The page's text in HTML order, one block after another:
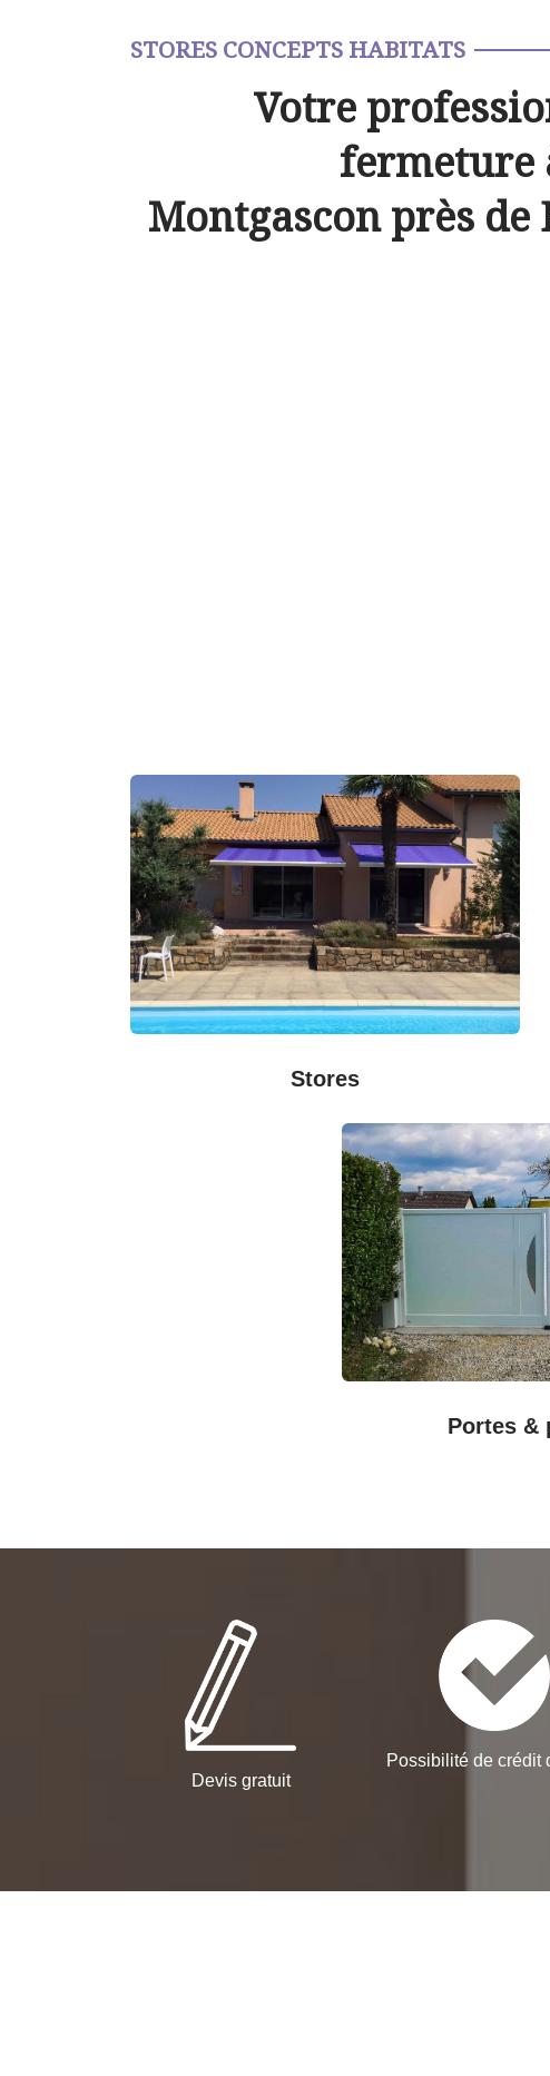
STORES CONCEPTS HABITATS
Votre
fermeture
Montgascon près de
Stores
Portes &
Devis gratuit
Possibilité de crédit